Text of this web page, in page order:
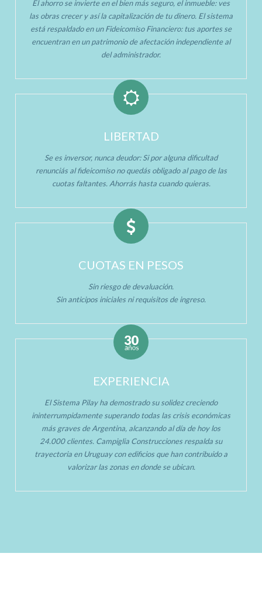
El ahorro se invierte en el bien más seguro, el inmueble: ves
las obras crecer y así la capitalización de tu dinero. El sistema
está respaldado en un Fideicomiso Financiero: tus aportes se
encuentran en un patrimonio de afectación independiente al
del administrador.
LIBERTAD
Se es inversor, nunca deudor: Si por alguna dificultad
renunciás al fideicomiso no quedás obligado al pago de las
cuotas faltantes. Ahorrás hasta cuando quieras.
CUOTAS EN PESOS
Sin riesgo de devaluación.
Sin anticipos iniciales ni requisitos de ingreso.
EXPERIENCIA
El Sistema Pilay ha demostrado su solidez creciendo
ininterrumpidamente superando todas las crisis económicas
más graves de Argentina, alcanzando al día de hoy los
24.000 clientes. Campiglia Construcciones respalda su
trayectoria en Uruguay con edificios que han contribuido a
valorizar las zonas en donde se ubican.